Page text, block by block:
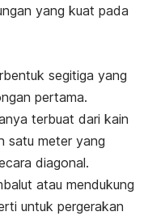
yang kuat pada
segitiga yang
pertama.
terbuat dari kain
satu meter yang
diagonal.
atau mendukung
untuk pergerakan